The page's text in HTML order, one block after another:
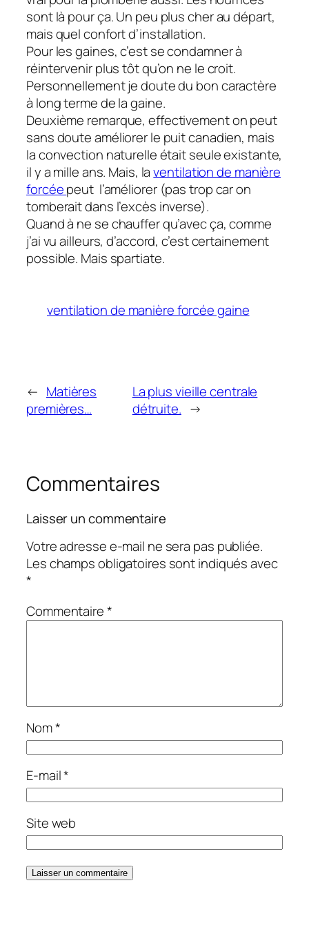
sont là pour ça. Un peu plus cher au départ,
mais quel confort d’installation.
Pour les gaines, c’est se condamner à
réintervenir plus tôt qu’on ne le croit.
Personnellement je doute du bon caractère
à long terme de la gaine.
Deuxième remarque, effectivement on peut
sans doute améliorer le puit canadien, mais
la convection naturelle était seule existante,
il y a mille ans. Mais, laventilation de manière
forcéepeut l’améliorer (pas trop car on
tomberait dans l’excès inverse).
Quand à ne se chauffer qu’avec ça, comme
j’ai vu ailleurs, d’accord, c’est certainement
possible. Mais spartiate.
ventilation de manière forcée gaine
← Matières
premières…
La plus vieille centrale
détruite. →
Commentaires
Laisser un commentaire
Votre adresse e-mail ne sera pas publiée.
Les champs obligatoires sont indiqués avec
*
Commentaire*
Nom*
E-mail*
Site web